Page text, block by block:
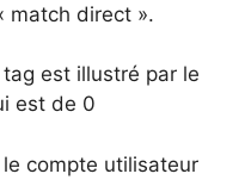
match direct ».
tag est illustré par le
est de 0
le compte utilisateur